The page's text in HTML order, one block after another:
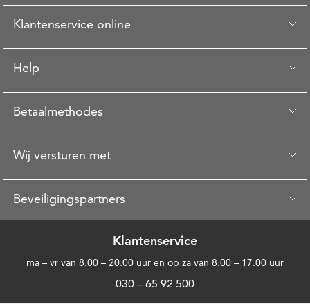
Klantenservice online
Help
Betaalmethodes
Wij versturen met
Beveiligingspartners
Klantenservice
ma – vr van 8.00 – 20.00 uur en op za van 8.00 – 17.00 uur
030 – 65 92 500